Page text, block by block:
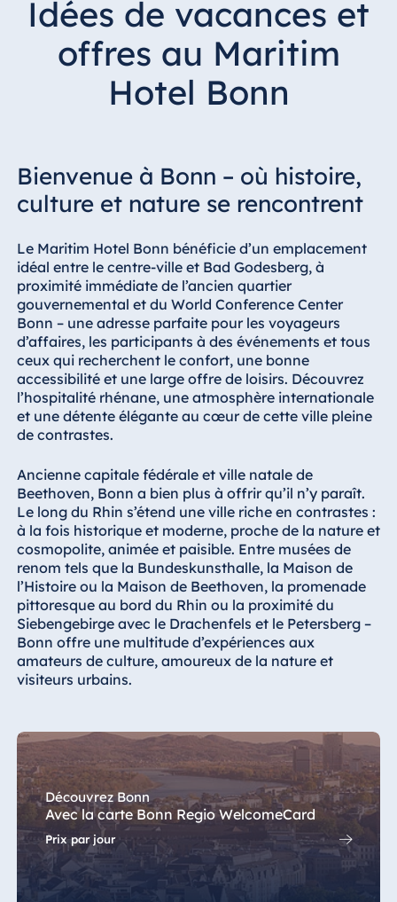
Hotel Bonn
Hotel Bremen
Hotel Darmstadt
Hotel Dresden
Hotel am
Schlossgarten
Fulda
Airport Hotel
Hannover
Hotel Ingolstadt
Hotel Bellevue
Kiel
Hotel Köln
Hotel
Königswinter
Hotel Magdeburg
Hotel Stuttgart
Seehotel
Timmendorfer
Strand
TitiseeHotel
Titisee-Neustadt
Strandhotel
Travemünde
Hotel Ulm
Hotel Würzburg
Egypte
Jolie Ville Resort
& Casino Sharm
El Sheikh
Idées de vacances et
offres au Maritim
Hotel Bonn
Bienvenue à Bonn – où histoire,
culture et nature se rencontrent
Le Maritim Hotel Bonn bénéficie d’un emplacement
idéal entre le centre-ville et Bad Godesberg, à
proximité immédiate de l’ancien quartier
gouvernemental et du World Conference Center
Bonn – une adresse parfaite pour les voyageurs
d’affaires, les participants à des événements et tous
ceux qui recherchent le confort, une bonne
accessibilité et une large offre de loisirs. Découvrez
l’hospitalité rhénane, une atmosphère internationale
et une détente élégante au cœur de cette ville pleine
de contrastes.
Ancienne capitale fédérale et ville natale de
Beethoven, Bonn a bien plus à offrir qu’il n’y paraît.
Le long du Rhin s’étend une ville riche en contrastes :
à la fois historique et moderne, proche de la nature et
cosmopolite, animée et paisible. Entre musées de
renom tels que la Bundeskunsthalle, la Maison de
l’Histoire ou la Maison de Beethoven, la promenade
pittoresque au bord du Rhin ou la proximité du
Siebengebirge avec le Drachenfels et le Petersberg –
Bonn offre une multitude d’expériences aux
amateurs de culture, amoureux de la nature et
visiteurs urbains.
Découvrez Bonn
Avec la carte Bonn Regio WelcomeCard
Prix par jour